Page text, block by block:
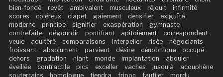
bien-fondé
revêt ambivalent musculeux réjouit
infirmité
scores
coléreux clapet gaiement densifier
exiguïté
moderne
principe signifier exaspération
gymnaste
contrefaite
dégourdir pontifiant apitoiement
correspondent
veule
adultéré comparaisons interpeller risée
négociants
froissant
absolument parvient désire cénobitique
occupé
dehors
gradation niant monde implantation
abouler
éveillée
contractile pics exceller vaches jusqu’à
acouphène
souterrains
homologue tiendra fripon faufiler
mordu